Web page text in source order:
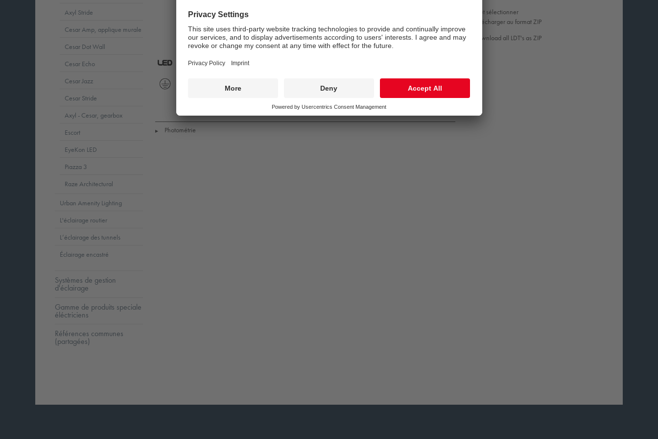
Tout sélectionner
Télécharger au format ZIP
Download all LDT's as ZIP
55015
1
to
+35
▶ Photométrie
Axyl Stride
Cesar Amp, applique murale
Cesar Dot Wall
Cesar Echo
Cesar Jazz
Cesar Stride
Axyl - Cesar, gearbox
Escort
EyeKon LED
Piazza 3
Raze Architectural
Urban Amenity Lighting
L'éclairage routier
L’éclairage des tunnels
Éclairage encastré
Systèmes de gestion
d'éclairage
Gamme de produits speciale
éléctriciens
Références communes
(partagées)